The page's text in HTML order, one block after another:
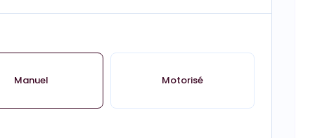
Manuel Motorisé